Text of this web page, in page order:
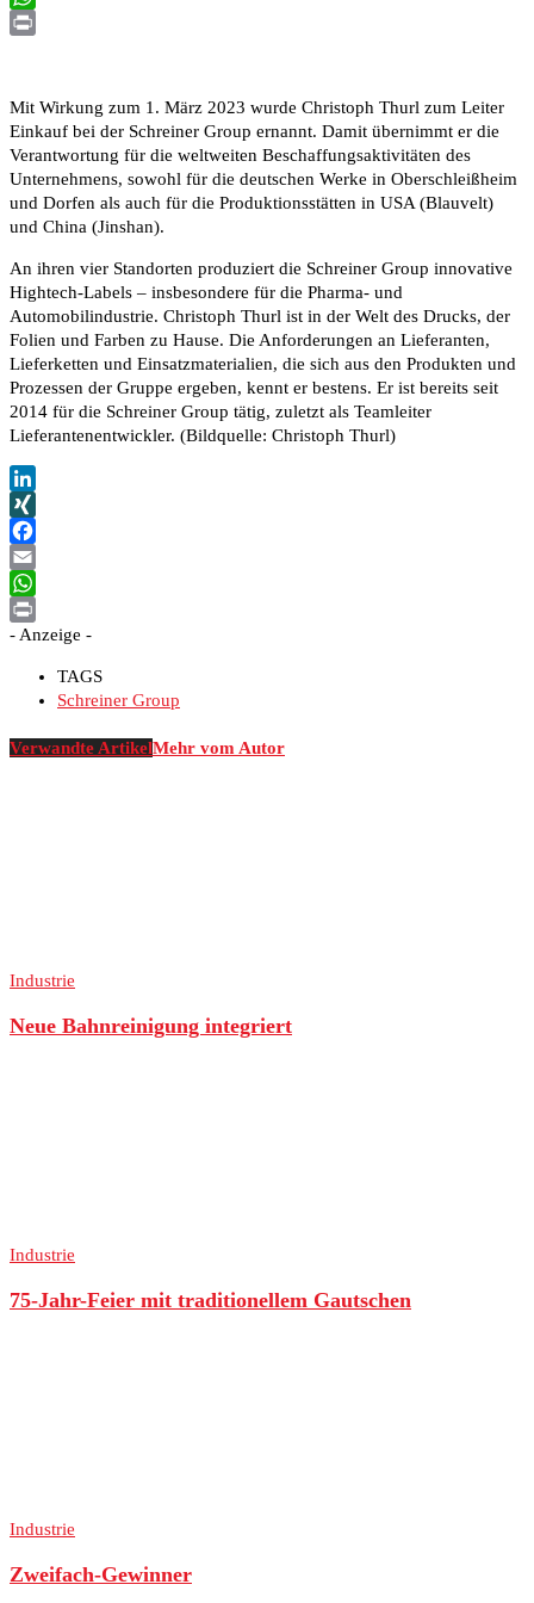
WhatsApp
Mit Wirkung zum 1. März 2023 wurde Christoph Thurl zum Leiter
Einkauf bei der Schreiner Group ernannt. Damit übernimmt er die
Verantwortung für die weltweiten Beschaffungsaktivitäten des
Unternehmens, sowohl für die deutschen Werke in Oberschleißheim
und Dorfen als auch für die Produktionsstätten in USA (Blauvelt)
und China (Jinshan).
An ihren vier Standorten produziert die Schreiner Group innovative
Hightech-Labels – insbesondere für die Pharma- und
Automobilindustrie. Christoph Thurl ist in der Welt des Drucks, der
Folien und Farben zu Hause. Die Anforderungen an Lieferanten,
Lieferketten und Einsatzmaterialien, die sich aus den Produkten und
Prozessen der Gruppe ergeben, kennt er bestens. Er ist bereits seit
2014 für die Schreiner Group tätig, zuletzt als Teamleiter
Lieferantenentwickler. (Bildquelle: Christoph Thurl)
LinkedIn
XING
Facebook
Email
WhatsApp
Print
- Anzeige -
TAGS
Schreiner Group
Verwandte ArtikelMehr vom Autor
Industrie
Neue Bahnreinigung integriert
Industrie
75-Jahr-Feier mit traditionellem Gautschen
Industrie
Zweifach-Gewinner